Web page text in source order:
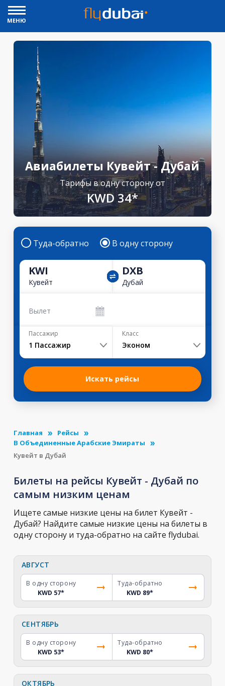
МЕНЮ
Авиабилеты Кувейт - Дубай
Тарифы в одну сторону от
KWD 34*
Туда-обратно В одну сторону
KWI
Кувейт
DXB
Дубай
Вылет
Пассажир
1 Пассажир
Класс
Эконом
Искать рейсы
Главная
Рейсы
В Объединенные Арабские Эмираты
Кувейт в Дубай
Билеты на рейсы Кувейт - Дубай по
самым низким ценам
Ищете самые низкие цены на билет Кувейт -
Дубай? Найдите самые низкие цены на билеты в
одну сторону и туда-обратно на сайте flydubai.
АВГУСТ
В одну сторону
KWD 57*
Туда-обратно
KWD 89*
СЕНТЯБРЬ
В одну сторону
KWD 53*
Туда-обратно
KWD 80*
ОКТЯБРЬ